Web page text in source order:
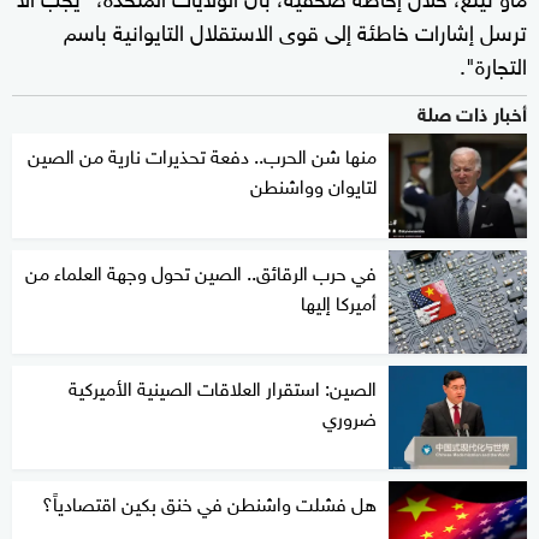
ترسل إشارات خاطئة إلى قوى الاستقلال التايوانية باسم
التجارة".
أخبار ذات صلة
منها شن الحرب.. دفعة تحذيرات نارية من الصين
لتايوان وواشنطن
في حرب الرقائق.. الصين تحول وجهة العلماء من
أميركا إليها
الصين: استقرار العلاقات الصينية الأميركية
ضروري
هل فشلت واشنطن في خنق بكين اقتصادياً؟